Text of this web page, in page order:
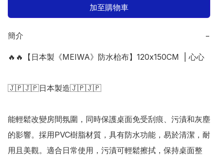
加至購物車
簡介 −
🔥🔥【日本製《MEIWA》防水枱布】120x150CM  | 心心
🇯🇵🇯🇵日本製造🇯🇵🇯🇵
能輕鬆改變房間氛圍，同時保護桌面免受刮痕、污漬和灰塵
的影響。採用PVC樹脂材質，具有防水功能，易於清潔，耐
用且美觀。適合日常使用，污漬可輕鬆擦拭，保持桌面整